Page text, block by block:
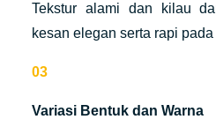
Tekstur alami dan kilau
kesan elegan serta rapi
Variasi Bentuk dan Warna